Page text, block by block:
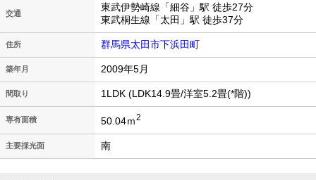
交通
東武伊勢崎線「細谷」駅 徒歩27分
東武桐生線「太田」駅 徒歩37分
住所 群馬県太田市下浜田町
築年月 2009年5月
間取り 1LDK (LDK14.9畳/洋室5.2畳(*階))
専有面積 50.04ｍ2
主要採光面 南